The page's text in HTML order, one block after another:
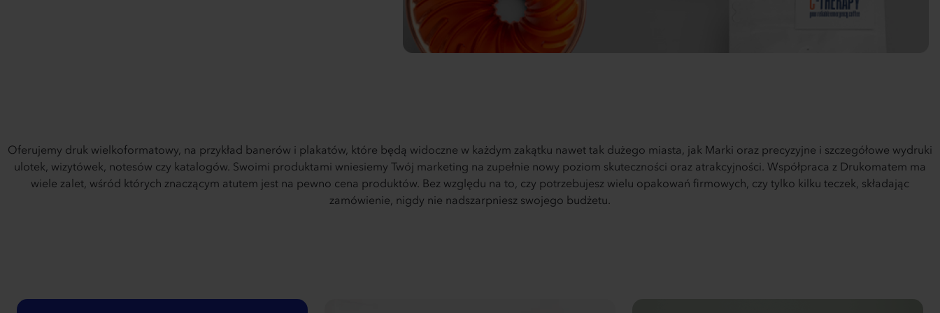
Oferujemy druk wielkoformatowy, na przykład banerów i plakatów, które będą widoczne w każdym zakątku nawet tak dużego miasta, jak Marki oraz precyzyjne i szczegółowe wydruki
ulotek, wizytówek, notesów czy katalogów. Swoimi produktami wniesiemy Twój marketing na zupełnie nowy poziom skuteczności oraz atrakcyjności. Współpraca z Drukomatem ma
wiele zalet, wśród których znaczącym atutem jest na pewno cena produktów. Bez względu na to, czy potrzebujesz wielu opakowań firmowych, czy tylko kilku teczek, składając
zamówienie, nigdy nie nadszarpniesz swojego budżetu.